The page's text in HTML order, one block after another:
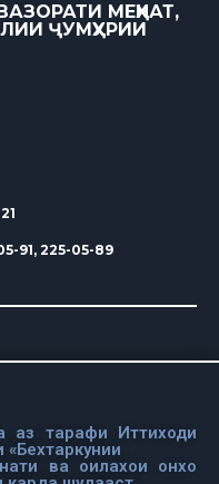
МЕҲНАТ,
ҶУМҲУРИИ
91, 225-05-89
аз тарафи Иттиходи
ва оилахои онхо